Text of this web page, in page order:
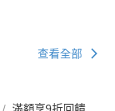
查看全部
滿額享9折回饋